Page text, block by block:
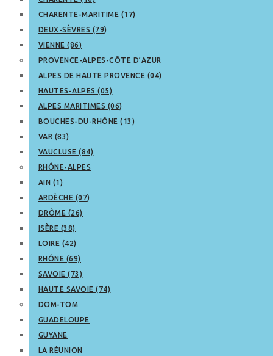
CHARENTE-MARITIME (17)
DEUX-SÈVRES (79)
VIENNE (86)
PROVENCE-ALPES-CÔTE D’AZUR
ALPES DE HAUTE PROVENCE (04)
HAUTES-ALPES (05)
ALPES MARITIMES (06)
BOUCHES-DU-RHÔNE (13)
VAR (83)
VAUCLUSE (84)
RHÔNE-ALPES
AIN (1)
ARDÈCHE (07)
DRÔME (26)
ISÈRE (38)
LOIRE (42)
RHÔNE (69)
SAVOIE (73)
HAUTE SAVOIE (74)
DOM-TOM
GUADELOUPE
GUYANE
LA RÉUNION